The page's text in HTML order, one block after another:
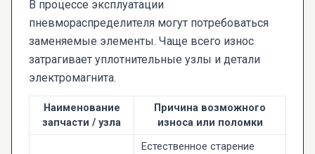
В процессе эксплуатации
пневмораспределителя могут потребоваться
заменяемые элементы. Чаще всего износ
затрагивает уплотнительные узлы и детали
электромагнита.
Наименование
запчасти / узла
Причина возможного
износа или поломки
Естественное старение